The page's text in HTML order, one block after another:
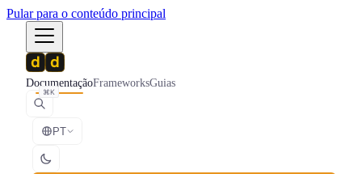
Pular para o conteúdo principal
DocumentaçãoFrameworksGuias
⌘K
PT